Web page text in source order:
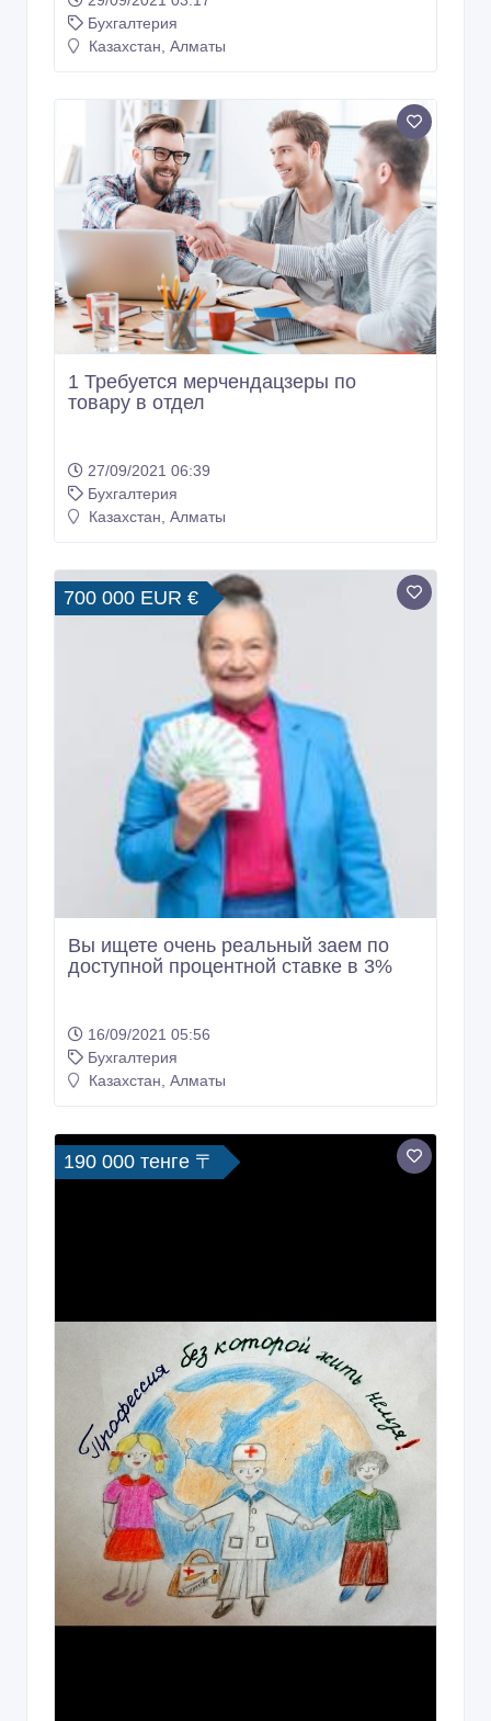
1 Требуется мерчендацзеры по
товару в отдел
27/09/2021 06:39
Казахстан, Алматы
700 000 EUR €
Вы ищете очень реальный заем по
доступной процентной ставке в 3%
16/09/2021 05:56
Казахстан, Алматы
190 000 тенге 〒